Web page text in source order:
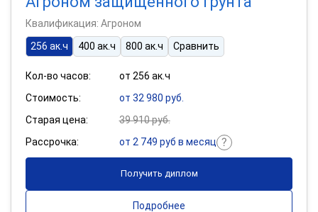
Квалификация: Агроном
256 ак.ч
400 ак.ч 800 ак.ч Сравнить
Кол-во часов:
от 256 ак.ч
Стоимость:
от 32 980 руб.
Старая цена:
39 910 руб.
Рассрочка:
от 2 749 руб в месяц
Получить диплом
Подробнее